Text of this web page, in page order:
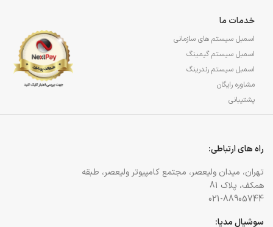
خدمات ما
اسمبل سیستم های سازمانی
اسمبل سیستم گیمینگ
اسمبل سیستم رندرینگ
مشاوره رایگان
پشتیبانی
راه های ارتباطی:
تهران، میدان ولیعصر، مجتمع کامپیوتر ولیعصر، طبقه
همکف، پلاک 81
021-88905744
سوشیال مدیا: